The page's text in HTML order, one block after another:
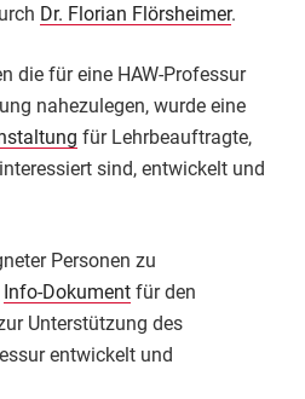
Dr. Florian Flörsheimer.
die für eine HAW-Professur
nahezulegen, wurde eine
für Lehrbeauftragte,
sind, entwickelt und
Personen zu
Info-Dokument für den
Unterstützung des
entwickelt und